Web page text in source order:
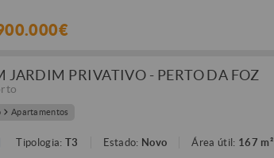
JARDIM PRIVATIVO - PERTO DA FOZ
Apartamentos
Tipologia: T3 Estado: Novo Área útil: 167 m²